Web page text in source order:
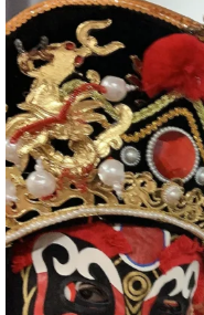
マジシャン派
@comedy_illusion ·
お疲れ様です
ブログ更新しま
「マジシャン
#企業公式がお
#旅行好きな人
#一人旅